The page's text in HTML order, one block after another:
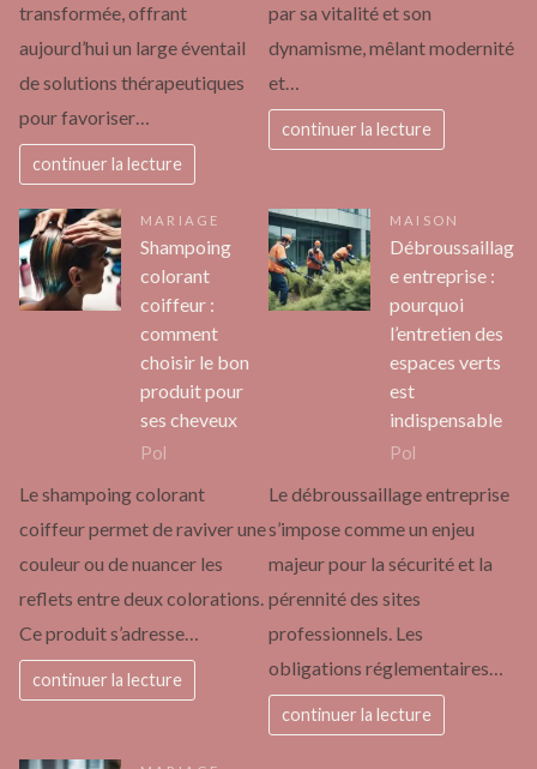
transformée, offrant
aujourd’hui un large éventail
de solutions thérapeutiques
pour favoriser…
continuer la lecture
par sa vitalité et son
dynamisme, mêlant modernité
et…
continuer la lecture
MARIAGE
Shampoing
colorant
coiffeur :
comment
choisir le bon
produit pour
ses cheveux
Pol
Le shampoing colorant
coiffeur permet de raviver une
couleur ou de nuancer les
reflets entre deux colorations.
Ce produit s’adresse…
continuer la lecture
MAISON
Débroussaillag
e entreprise :
pourquoi
l’entretien des
espaces verts
est
indispensable
Pol
Le débroussaillage entreprise
s’impose comme un enjeu
majeur pour la sécurité et la
pérennité des sites
professionnels. Les
obligations réglementaires…
continuer la lecture